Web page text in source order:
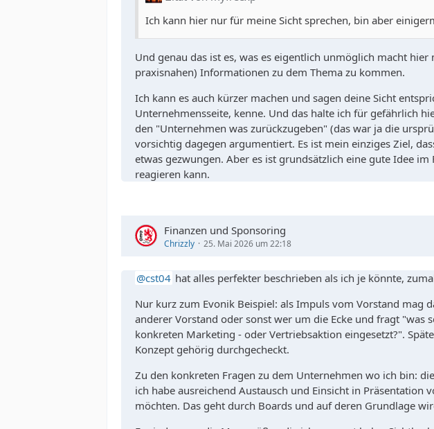
Ich kann hier nur für meine Sicht sprechen, bin aber
Und genau das ist es, was es eigentlich unmöglich macht
praxisnahen) Informationen zu dem Thema zu kommen.
Ich kann es auch kürzer machen und sagen deine Sicht
Unternehmensseite, kenne. Und das halte ich für gefährlich
den "Unternehmen was zurückzugeben" (das war ja die
vorsichtig dagegen argumentiert. Es ist mein einziges Ziel,
etwas gezwungen. Aber es ist grundsätzlich eine gute Idee
reagieren kann.
Finanzen und Sponsoring
Chrizzly 25. Mai 2026 um 22:18
cst04 hat alles perfekter beschrieben als ich je könnte,
Nur kurz zum Evonik Beispiel: als Impuls vom Vorstand mag
anderer Vorstand oder sonst wer um die Ecke und fragt
konkreten Marketing - oder Vertriebsaktion eingesetzt?".
Konzept gehörig durchgecheckt.
Zu den konkreten Fragen zu dem Unternehmen wo ich bin:
ich habe ausreichend Austausch und Einsicht in Präsentation
möchten. Das geht durch Boards und auf deren Grundlage